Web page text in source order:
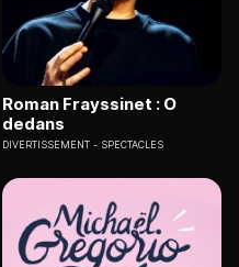
Roman Frayssinet : O
dedans
DIVERTISSEMENT SPECTACLES